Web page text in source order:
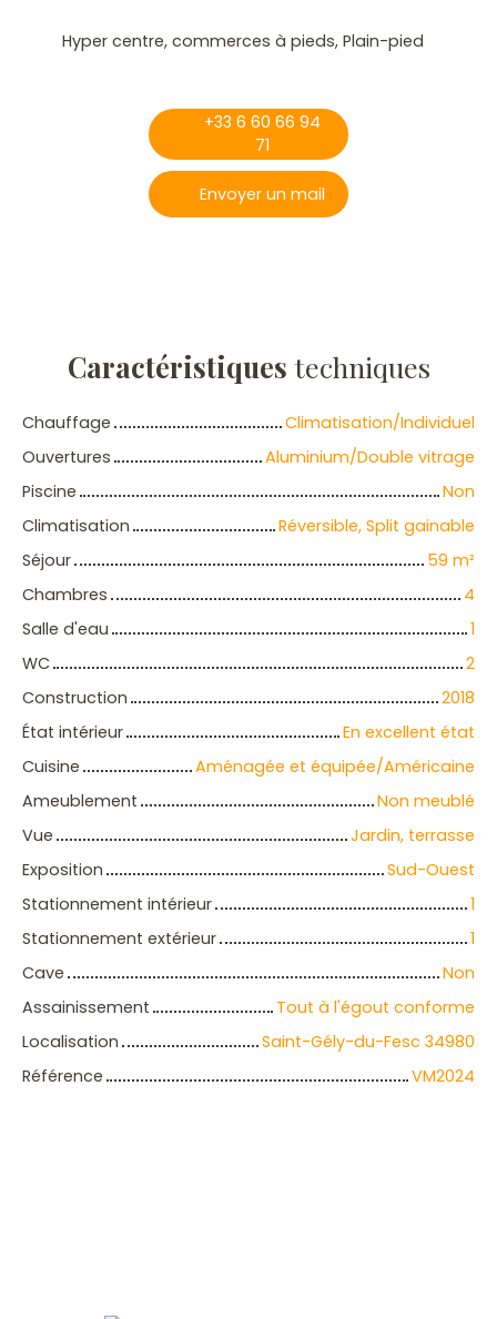
Hyper centre, commerces à pieds, Plain-pied
+33 6 60 66 94
71
Envoyer un mail
Caractéristiques techniques
Chauffage
Climatisation/Individuel
Ouvertures
Aluminium/Double vitrage
Piscine
Non
Climatisation
Réversible, Split gainable
Séjour
59 m²
Chambres
4
Salle d'eau
1
WC
2
Construction
2018
État intérieur
En excellent état
Cuisine
Aménagée et équipée/Américaine
Ameublement
Non meublé
Vue
Jardin, terrasse
Exposition
Sud-Ouest
Stationnement intérieur
1
Stationnement extérieur
1
Cave
Non
Assainissement
Tout à l'égout conforme
Localisation
Saint-Gély-du-Fesc 34980
Référence
VM2024